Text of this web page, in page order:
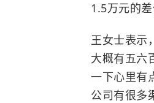
1.5万元的差
王女士表示
大概有五六
一下心里有
公司有很多